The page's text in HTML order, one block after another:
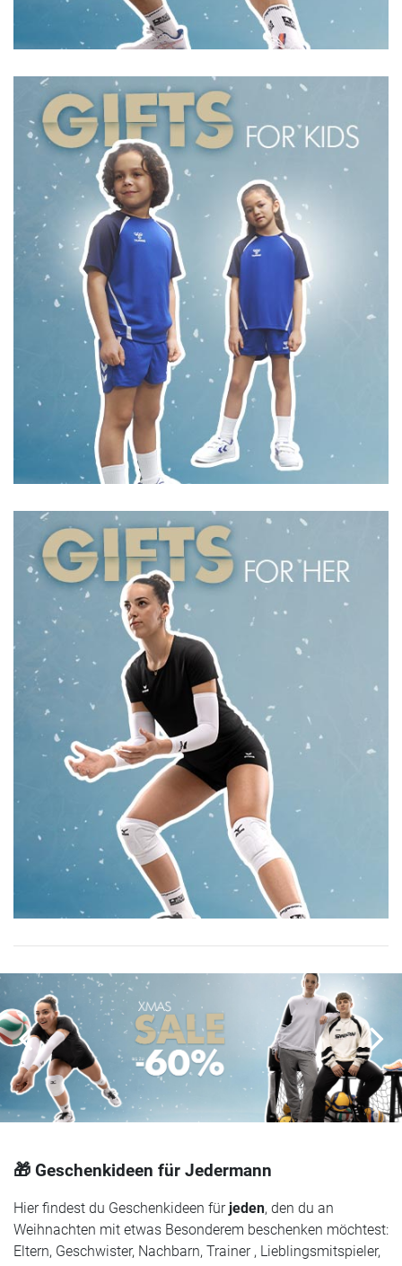
🎁 Geschenkideen für Jedermann
Hier findest du Geschenkideen für jeden, den du an
Weihnachten mit etwas Besonderem beschenken möchtest:
Eltern, Geschwister, Nachbarn, Trainer , Lieblingsmitspieler,